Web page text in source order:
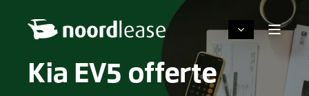
Kia EV5 offerte